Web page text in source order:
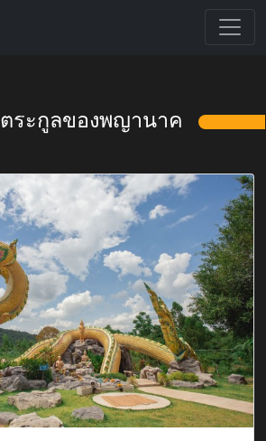
ตระกูลของพญานาค